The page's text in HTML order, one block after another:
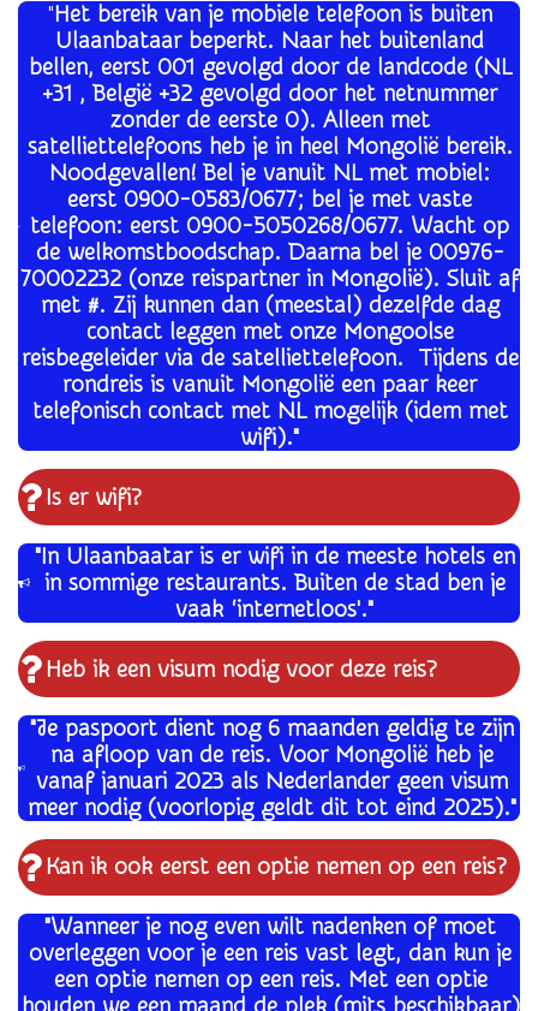
"Het bereik van je mobiele telefoon is buiten
Ulaanbataar beperkt. Naar het buitenland
bellen, eerst 001 gevolgd door de landcode (NL
+31 , België +32 gevolgd door het netnummer
zonder de eerste 0). Alleen met
satelliettelefoons heb je in heel Mongolië bereik.
Noodgevallen! Bel je vanuit NL met mobiel:
eerst 0900-0583/0677; bel je met vaste
telefoon: eerst 0900-5050268/0677. Wacht op
de welkomstboodschap. Daarna bel je 00976-
70002232 (onze reispartner in Mongolië). Sluit af
met #. Zij kunnen dan (meestal) dezelfde dag
contact leggen met onze Mongoolse
reisbegeleider via de satelliettelefoon. Tijdens de
rondreis is vanuit Mongolië een paar keer
telefonisch contact met NL mogelijk (idem met
wifi)."
Is er wifi?
"In Ulaanbaatar is er wifi in de meeste hotels en
in sommige restaurants. Buiten de stad ben je
vaak ‘internetloos'."
Heb ik een visum nodig voor deze reis?
"Je paspoort dient nog 6 maanden geldig te zijn
na afloop van de reis. Voor Mongolië heb je
vanaf januari 2023 als Nederlander geen visum
meer nodig (voorlopig geldt dit tot eind 2025)."
Kan ik ook eerst een optie nemen op een reis?
"Wanneer je nog even wilt nadenken of moet
overleggen voor je een reis vast legt, dan kun je
een optie nemen op een reis. Met een optie